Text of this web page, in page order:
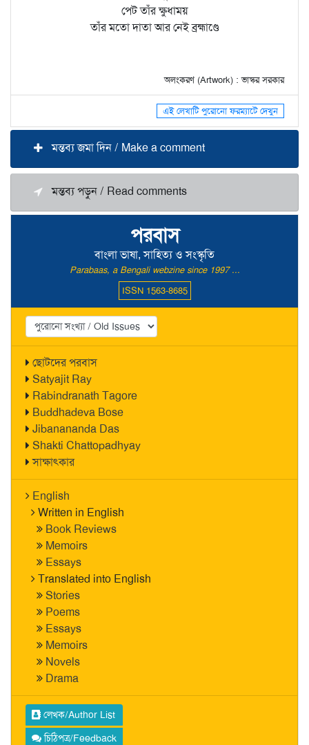
পরবাস
বাংলা ভাষা, সাহিত্য ও সংস্কৃতি
Parabaas, a Bengali webzine since 1997 ...
ISSN 1563-8685
ছোটদের পরবাস
Satyajit Ray
Rabindranath Tagore
Buddhadeva Bose
Jibanananda Das
Shakti Chattopadhyay
সাক্ষাৎকার
English
Written in English
Book Reviews
Memoirs
Essays
Translated into English
Stories
Poems
Essays
Memoirs
Novels
Drama
লেখক/Author List
চিঠিপত্র/Feedback
পেট তাঁর ক্ষুধাময়
তাঁর মতো দাতা আর নেই ব্রহ্মাণ্ডে
অলংকরণ (Artwork) : ভাস্কর সরকার
এই লেখাটি পুরোনো ফরম্যাটে দেখুন
মন্তব্য জমা দিন / Make a comment
মন্তব্য পড়ুন / Read comments